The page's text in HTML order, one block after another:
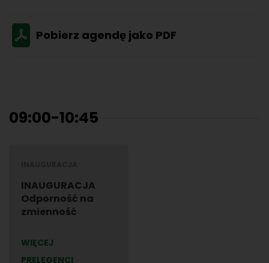
Pobierz agendę jako PDF
09:00-10:45
INAUGURACJA
Odporność na
zmienność
WIĘCEJ
PRELEGENCI